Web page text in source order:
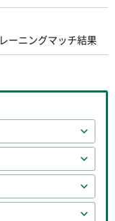
ーニングマッチ結果